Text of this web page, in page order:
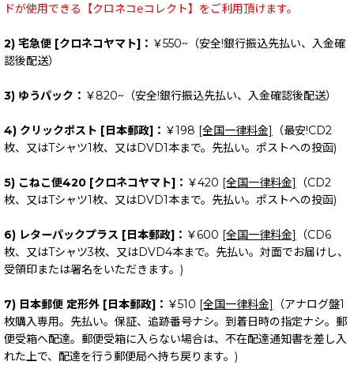
ドが使用できる【クロネコeコレクト】をご利用頂けます。
2) 宅急便 [クロネコヤマト]： ￥550~（安全!銀行振込先払い、入金確
認後配送）
3) ゆうパック： ￥820~（安全!銀行振込先払い、入金確認後配送）
4) クリックポスト [日本郵政]： ￥198 [全国一律料金]
（最安!CD2
枚、又はTシャツ1枚、又はDVD1本まで。先払い。ポストへの投函)
5) こねこ便420 [クロネコヤマト]： ￥420 [全国一律料金]
（CD2
枚、又はTシャツ1枚、又はDVD1本まで。先払い。ポストへの投函)
6) レターパックプラス [日本郵政]： ￥600 [全国一律料金]
（CD6
枚、又はTシャツ3枚、又はDVD4本まで。先払い。対面でお届けし、
受領印または署名をいただきます。)
7) 日本郵便 定形外 [日本郵政]： ￥510 [全国一律料金]
（アナログ盤1
枚購入専用。先払い。保証、追跡番号ナシ。到着日時の指定ナシ。郵
便受箱へ配達。郵便受箱に入らない場合は、不在配達通知書を差し入
れた上で、配達を行う郵便局へ持ち戻ります。)